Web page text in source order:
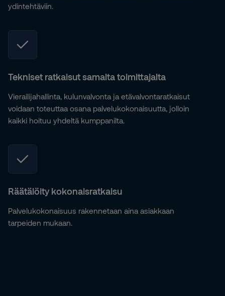
ydintehtäviin.
Tekniset ratkaisut samalta toimittajalta
Vierailijahallinta, kulunvalvonta ja etävalvontaratkaisut
voidaan toteuttaa osana palvelukokonaisuutta, jolloin
kaikki hoituu yhdeltä kumppanilta.
Räätälöity kokonaisratkaisu
Palvelukokonaisuus rakennetaan aina asiakkaan
tarpeiden mukaan.